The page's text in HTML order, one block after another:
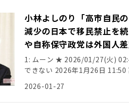
小林よしのり「高市自民
減少の日本で移民禁止を
や自称保守政党は外国人
1: ムーン ★ 2026/01/27(火)
できない 2026年1月26日
2026-01-27